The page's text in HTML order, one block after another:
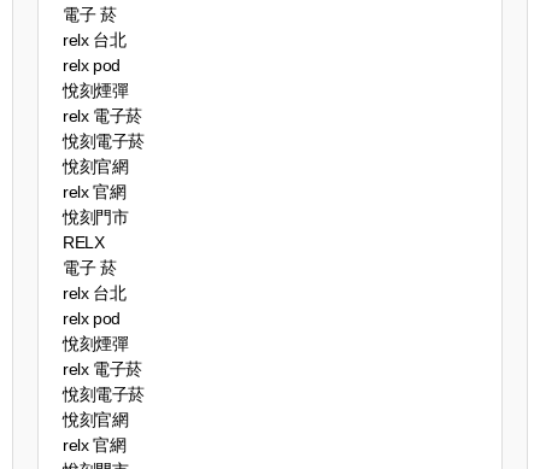
電子 菸
relx 台北
relx pod
悅刻煙彈
relx 電子菸
悅刻電子菸
悅刻官網
relx 官網
悅刻門市
RELX
電子 菸
relx 台北
relx pod
悅刻煙彈
relx 電子菸
悅刻電子菸
悅刻官網
relx 官網